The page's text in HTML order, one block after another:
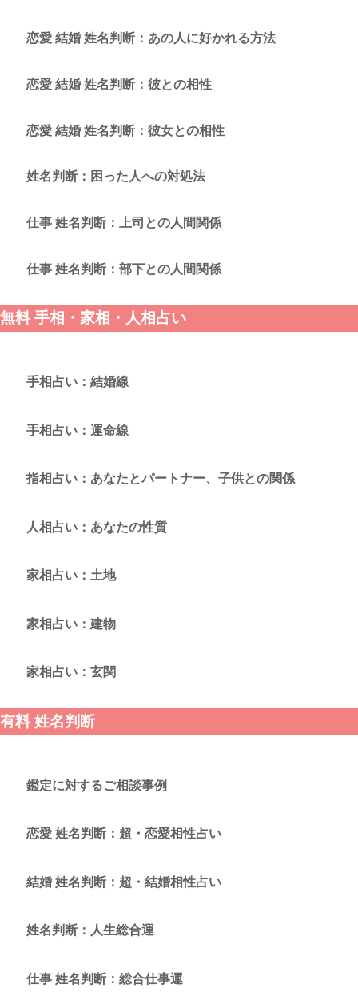
恋愛 結婚 姓名判断：あの人に好かれる方法
恋愛 結婚 姓名判断：彼との相性
恋愛 結婚 姓名判断：彼女との相性
姓名判断：困った人への対処法
仕事 姓名判断：上司との人間関係
仕事 姓名判断：部下との人間関係
無料 手相・家相・人相占い
手相占い：結婚線
手相占い：運命線
指相占い：あなたとパートナー、子供との関係
人相占い：あなたの性質
家相占い：土地
家相占い：建物
家相占い：玄関
有料 姓名判断
鑑定に対するご相談事例
恋愛 姓名判断：超・恋愛相性占い
結婚 姓名判断：超・結婚相性占い
姓名判断：人生総合運
仕事 姓名判断：総合仕事運